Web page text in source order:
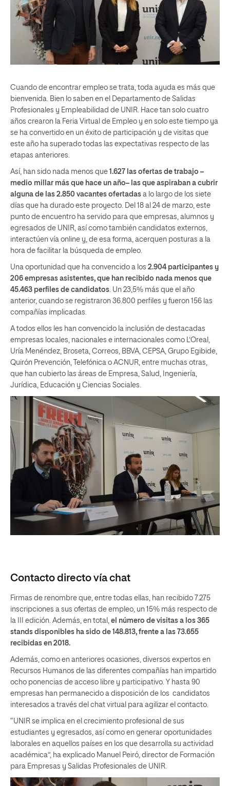
Cuando de encontrar empleo se trata, toda ayuda es más que
bienvenida. Bien lo saben en el Departamento de Salidas
Profesionales y Empleabilidad de UNIR. Hace tan solo cuatro
años crearon la Feria Virtual de Empleo y en solo este tiempo ya
se ha convertido en un éxito de participación y de visitas que
este año ha superado todas las expectativas respecto de las
etapas anteriores.
Así, han sido nada menos que 1.627 las ofertas de trabajo –
medio millar más que hace un año– las que aspiraban a cubrir
alguna de las 2.850 vacantes ofertadas a lo largo de los siete
días que ha durado este proyecto. Del 18 al 24 de marzo, este
punto de encuentro ha servido para que empresas, alumnos y
egresados de UNIR, así como también candidatos externos,
interactúen vía online y, de esa forma, acerquen posturas a la
hora de facilitar la búsqueda de empleo.
Una oportunidad que ha convencido a los 2.904 participantes y
206 empresas asistentes, que han recibido nada menos que
45.463 perfiles de candidatos. Un 23,5% más que el año
anterior, cuando se registraron 36.800 perfiles y fueron 156 las
compañías implicadas.
A todos ellos les han convencido la inclusión de destacadas
empresas locales, nacionales e internacionales como L’Oreal,
Uría Menéndez, Broseta, Correos, BBVA, CEPSA, Grupo Egibide,
Quirón Prevención, Telefónica o ACNUR, entre muchas otras,
que han cubierto las áreas de Empresa, Salud, Ingeniería,
Jurídica, Educación y Ciencias Sociales.
Contacto directo vía chat
Firmas de renombre que, entre todas ellas, han recibido 7.275
inscripciones a sus ofertas de empleo, un 15% más respecto de
la III edición. Además, en total, el número de visitas a los 365
stands disponibles ha sido de 148.813, frente a las 73.655
recibidas en 2018.
Además, como en anteriores ocasiones, diversos expertos en
Recursos Humanos de las diferentes compañías han impartido
ocho ponencias de acceso libre y participativo. Y hasta 90
empresas han permanecido a disposición de los candidatos
interesados a través del chat virtual para agilizar el contacto.
“UNIR se implica en el crecimiento profesional de sus
estudiantes y egresados, así como en generar oportunidades
laborales en aquellos países en los que desarrolla su actividad
académica”, ha explicado Manuel Peiró, director de Formación
para Empresas y Salidas Profesionales de UNIR.